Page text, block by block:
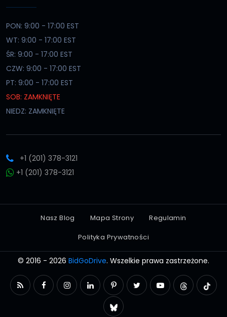
PON: 9:00 - 17:00 EST
WT: 9:00 - 17:00 EST
ŚR: 9:00 - 17:00 EST
CZW: 9:00 - 17:00 EST
PT: 9:00 - 17:00 EST
SOB: ZAMKNIĘTE
NIEDZ: ZAMKNIĘTE
+1 (201) 378-3121
+1 (201) 378-3121
Nasz Blog Mapa Strony
Regulamin
Polityka Prywatności
© 2016 - 2026 BidGoDrive. Wszelkie prawa zastrzeżone.